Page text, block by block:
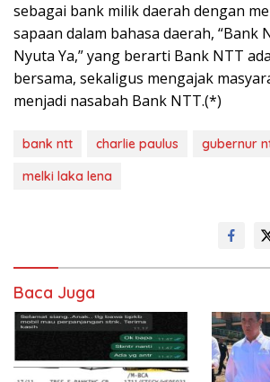
sebagai bank milik daerah dengan
sapaan dalam bahasa daerah, “Bank
Nyuta Ya,” yang berarti Bank NTT
bersama, sekaligus mengajak
menjadi nasabah Bank NTT.(*)
bank ntt charlie paulus gubernur
melki laka lena
Baca Juga